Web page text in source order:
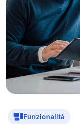
Funzionalità